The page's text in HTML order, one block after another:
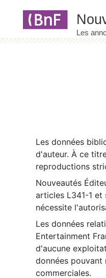
Les données
d'auteur. À ce
reproductions
Nouveautés
articles L341-1
nécessite
Les données
Entertainment
d'aucune
données
commerciales.